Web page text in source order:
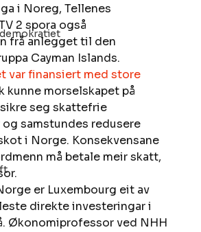
i Noreg, Tellenes
2 spora også
frå anlegget til den
Cayman Islands.
var finansiert med store
kunne morselskapet på
seg skattefrie
samstundes redusere
i Norge. Konsekvensane
må betale meir skatt,
er Luxembourg eit av
direkte investeringar i
Økonomiprofessor ved NHH